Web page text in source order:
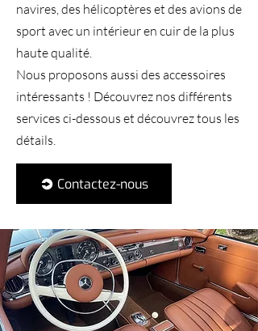
navires, des hélicoptères et des avions de
sport avec un intérieur en cuir de la plus
haute qualité.
Nous proposons aussi des accessoires
intéressants ! Découvrez nos différents
services ci-dessous et découvrez tous les
détails.
Contactez-nous